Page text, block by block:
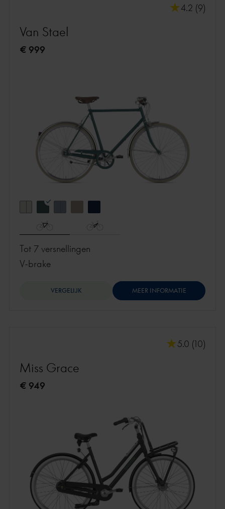
4.2 (9)
Van Stael
€ 999
Tot 7 versnellingen
v-brake
VERGELIJK MEER INFORMATIE
5.0 (10)
Miss Grace
€ 949